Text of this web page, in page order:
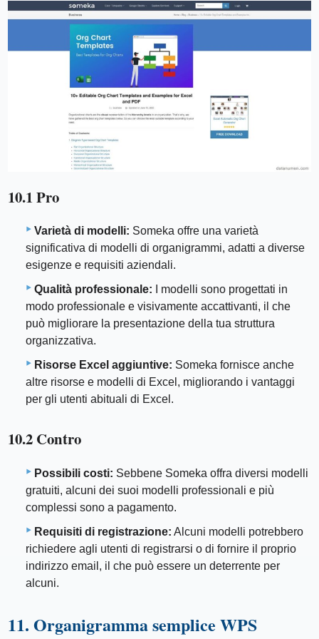
10.1 Pro
Varietà di modelli: Someka offre una varietà
significativa di modelli di organigrammi, adatti a diverse
esigenze e requisiti aziendali.
Qualità professionale: I modelli sono progettati in
modo professionale e visivamente accattivanti, il che
può migliorare la presentazione della tua struttura
organizzativa.
Risorse Excel aggiuntive: Someka fornisce anche
altre risorse e modelli di Excel, migliorando i vantaggi
per gli utenti abituali di Excel.
10.2 Contro
Possibili costi: Sebbene Someka offra diversi modelli
gratuiti, alcuni dei suoi modelli professionali e più
complessi sono a pagamento.
Requisiti di registrazione: Alcuni modelli potrebbero
richiedere agli utenti di registrarsi o di fornire il proprio
indirizzo email, il che può essere un deterrente per
alcuni.
11. Organigramma semplice WPS